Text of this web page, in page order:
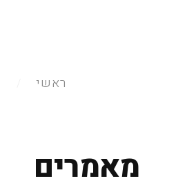
ראשי
מאמרים